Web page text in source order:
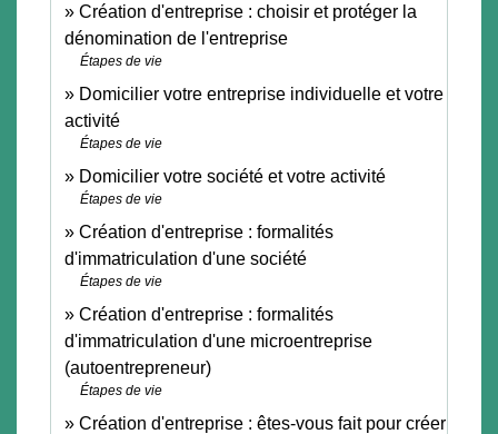
Création d'entreprise : choisir et protéger la
dénomination de l'entreprise
Étapes de vie
Domicilier votre entreprise individuelle et votre
activité
Étapes de vie
Domicilier votre société et votre activité
Étapes de vie
Création d'entreprise : formalités
d'immatriculation d'une société
Étapes de vie
Création d'entreprise : formalités
d'immatriculation d'une microentreprise
(autoentrepreneur)
Étapes de vie
Création d'entreprise : êtes-vous fait pour créer